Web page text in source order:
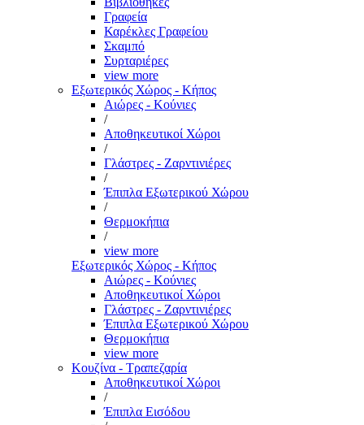
Γραφεία
Καρέκλες Γραφείου
Σκαμπό
Συρταριέρες
view more
Εξωτερικός Χώρος - Κήπος
Αιώρες - Κούνιες
/
Αποθηκευτικοί Χώροι
/
Γλάστρες - Ζαρντινιέρες
/
Έπιπλα Εξωτερικού Χώρου
/
Θερμοκήπια
/
view more
Εξωτερικός Χώρος - Κήπος
Αιώρες - Κούνιες
Αποθηκευτικοί Χώροι
Γλάστρες - Ζαρντινιέρες
Έπιπλα Εξωτερικού Χώρου
Θερμοκήπια
view more
Κουζίνα - Τραπεζαρία
Αποθηκευτικοί Χώροι
/
Έπιπλα Εισόδου